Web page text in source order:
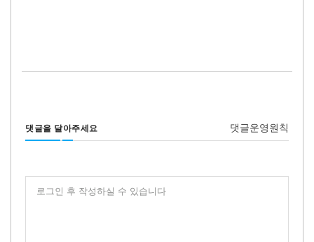
댓글을 달아주세요 댓글운영원칙
로그인 후 작성하실 수 있습니다